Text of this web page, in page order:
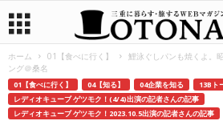
ホーム 01【食べに行く】
鯉泳ぐしパンも焼くよ。
ング＠桑名
01【食べに行く】 04【知る】 04企業を知る
13Bト
レディオキューブ ゲツモク！(4/4)出演の記者さんの記事
レディオキューブ ゲツモク！2023.10.5出演の記者さんの記事